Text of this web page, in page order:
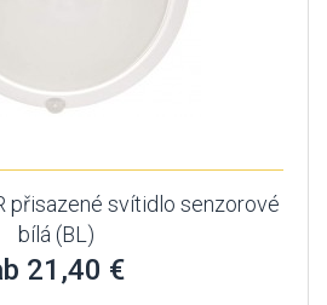
přisazené svítidlo senzorové
bílá (BL)
21,40 €